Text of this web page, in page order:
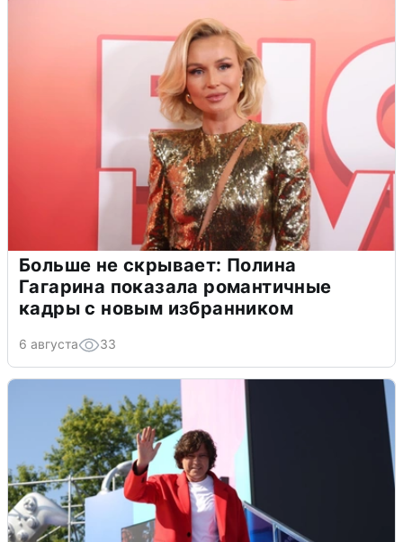
Больше не скрывает: Полина
Гагарина показала романтичные
кадры с новым избранником
6 августа 33